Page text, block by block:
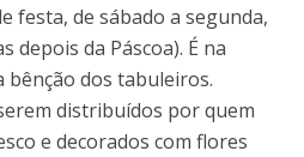
festa, de sábado a segunda,
da Páscoa). É na
bênção dos tabuleiros.
distribuídos por quem
e decorados com flores